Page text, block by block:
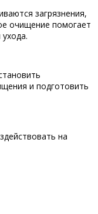
загрязнения,
очищение помогает
и подготовить
на